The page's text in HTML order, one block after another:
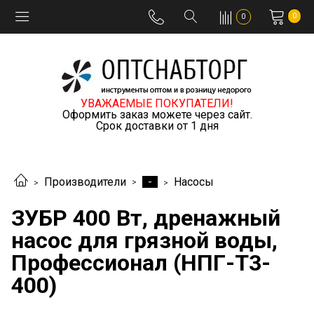
0 0
УВАЖАЕМЫЕ ПОКУПАТЕЛИ!
Оформить заказ можете через сайт.
Срок доставки от 1 дня
Производители - Насосы
ЗУБР 400 Вт, дренажный
насос для грязной воды,
Профессионал (НПГ-Т3-
400)